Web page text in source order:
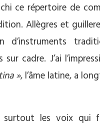
ce répertoire de
Allègres et
d’instruments
cadre. J’ai
», l’âme latine, a
surtout les voix qui